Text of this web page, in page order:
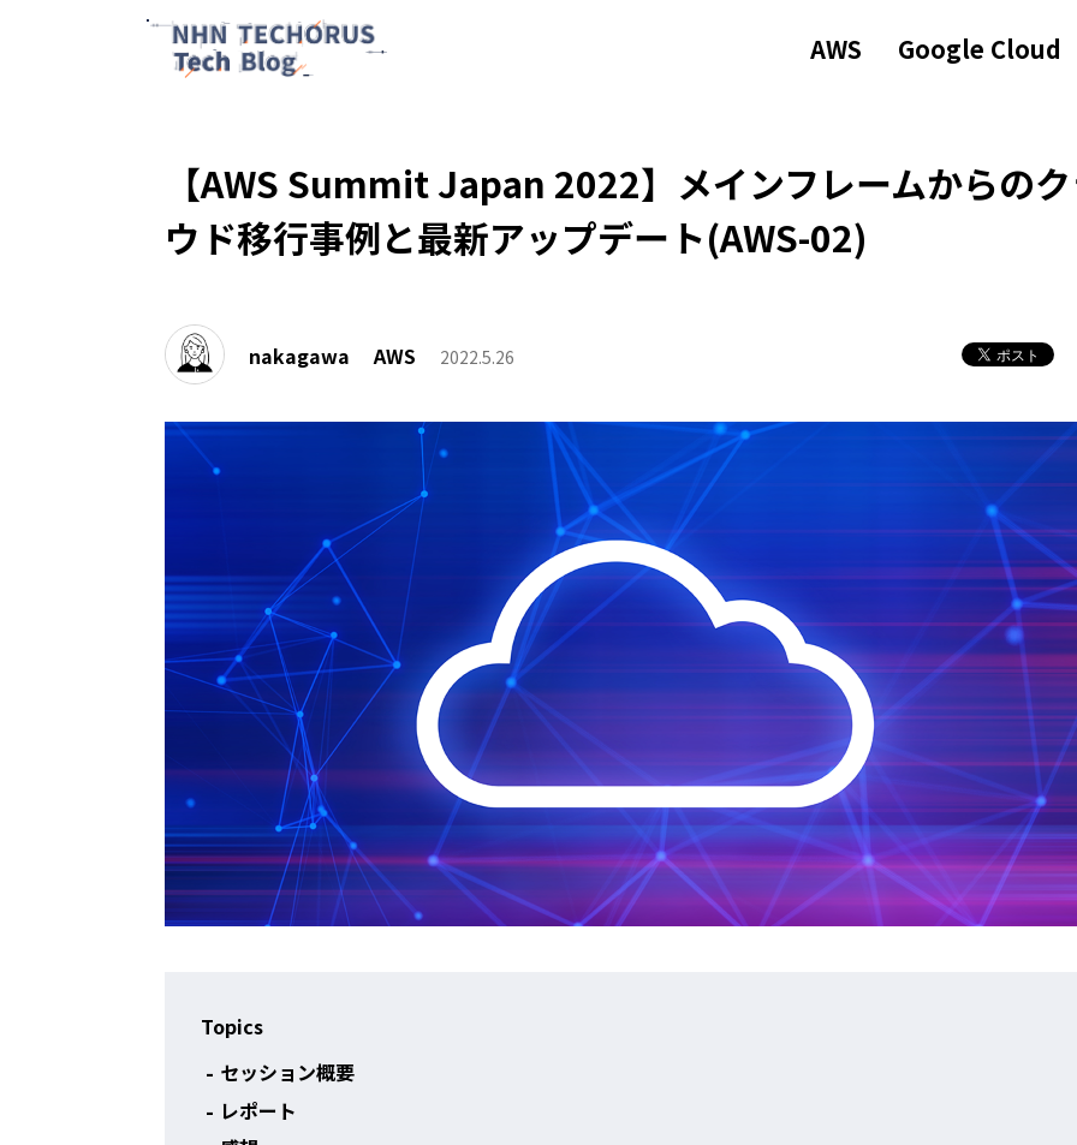
AWS Google Cloud
【AWS Summit Japan 2022】メインフレームからの
ウド移行事例と最新アップデート(AWS-02)
nakagawa AWS 2022.5.26
Topics
セッション概要
レポート